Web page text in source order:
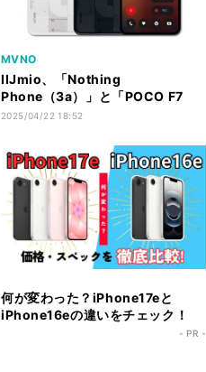
MVNO
IIJmio、「Nothing
Phone（3a）」と「POCO F7
Pro／Ultra」をラインアップに追
2025/04/22 18:52
何が変わった？iPhone17eと
iPhone16eの違いをチェック！
- PR -